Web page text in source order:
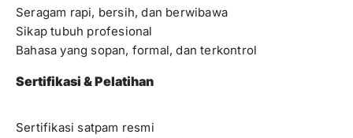
Seragam rapi, bersih, dan berwibawa
Sikap tubuh profesional
Bahasa yang sopan, formal, dan terkontrol
Sertifikasi & Pelatihan
Sertifikasi satpam resmi